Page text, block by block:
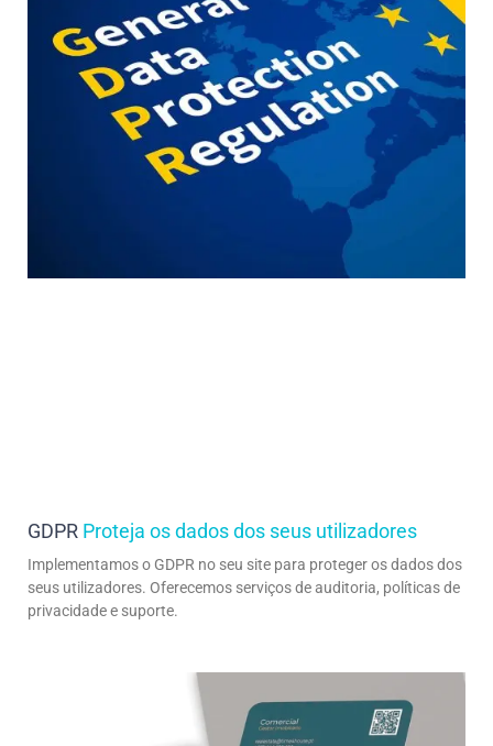
GDPR Proteja os dados dos seus utilizadores
Implementamos o GDPR no seu site para proteger os dados dos
seus utilizadores. Oferecemos serviços de auditoria, políticas de
privacidade e suporte.